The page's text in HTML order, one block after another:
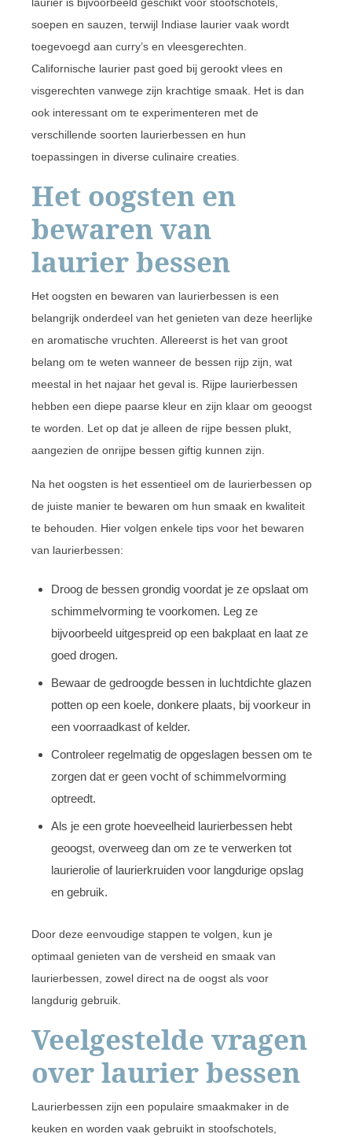
soepen en sauzen, terwijl Indiase laurier vaak wordt
toegevoegd aan curry’s en vleesgerechten.
Californische laurier past goed bij gerookt vlees en
visgerechten vanwege zijn krachtige smaak. Het is dan
ook interessant om te experimenteren met de
verschillende soorten laurierbessen en hun
toepassingen in diverse culinaire creaties.
Het oogsten en
bewaren van
laurier bessen
Het oogsten en bewaren van laurierbessen is een
belangrijk onderdeel van het genieten van deze heerlijke
en aromatische vruchten. Allereerst is het van groot
belang om te weten wanneer de bessen rijp zijn, wat
meestal in het najaar het geval is. Rijpe laurierbessen
hebben een diepe paarse kleur en zijn klaar om geoogst
te worden. Let op dat je alleen de rijpe bessen plukt,
aangezien de onrijpe bessen giftig kunnen zijn.
Na het oogsten is het essentieel om de laurierbessen op
de juiste manier te bewaren om hun smaak en kwaliteit
te behouden. Hier volgen enkele tips voor het bewaren
van laurierbessen:
Droog de bessen grondig voordat je ze opslaat om
schimmelvorming te voorkomen. Leg ze
bijvoorbeeld uitgespreid op een bakplaat en laat ze
goed drogen.
Bewaar de gedroogde bessen in luchtdichte glazen
potten op een koele, donkere plaats, bij voorkeur in
een voorraadkast of kelder.
Controleer regelmatig de opgeslagen bessen om te
zorgen dat er geen vocht of schimmelvorming
optreedt.
Als je een grote hoeveelheid laurierbessen hebt
geoogst, overweeg dan om ze te verwerken tot
laurierolie of laurierkruiden voor langdurige opslag
en gebruik.
Door deze eenvoudige stappen te volgen, kun je
optimaal genieten van de versheid en smaak van
laurierbessen, zowel direct na de oogst als voor
langdurig gebruik.
Veelgestelde vragen
over laurier bessen
Laurierbessen zijn een populaire smaakmaker in de
keuken en worden vaak gebruikt in stoofschotels,